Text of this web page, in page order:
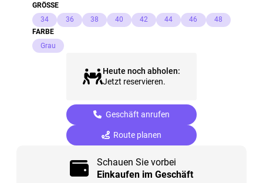
GRÖSSE
34
36 38 40 42 44 46
48
FARBE
Grau
Heute noch abholen:
Jetzt reservieren.
Geschäft anrufen
Route planen
Schauen Sie vorbei
Einkaufen im Geschäft